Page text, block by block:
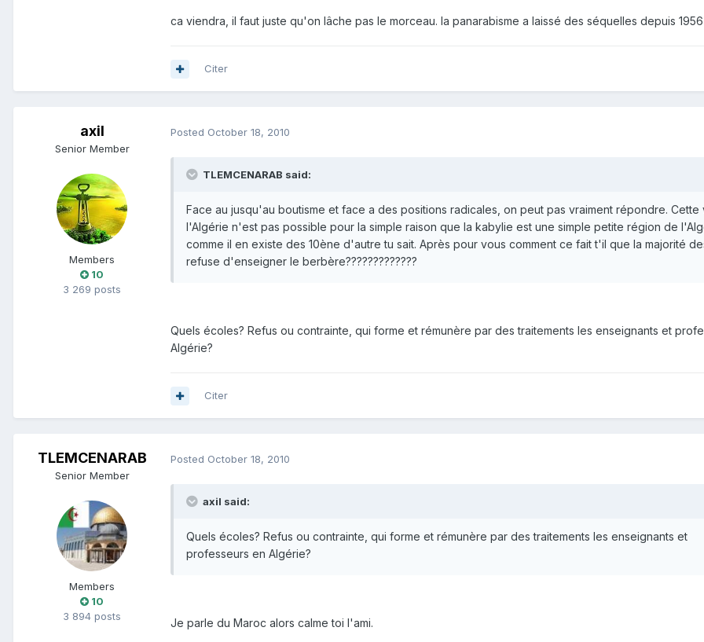
ca viendra, il faut juste qu'on lâche pas le morceau. la panarabisme a laissé des séquelles depuis 1956
Citer
axil
Senior Member
Members
10
3 269 posts
Posted October 18, 2010
TLEMCENARAB said:
Face au jusqu'au boutisme et face a des positions radicales, on peut pas vraiment répondre. Cette
l'Algérie n'est pas possible pour la simple raison que la kabylie est une simple petite région de
comme il en existe des 10ène d'autre tu sait. Après pour vous comment ce fait t'il que la majorité
refuse d'enseigner le berbère?????????????
Quels écoles? Refus ou contrainte, qui forme et rémunère par des traitements les enseignants et
Algérie?
Citer
TLEMCENARAB
Senior Member
Members
10
3 894 posts
Posted October 18, 2010
axil said:
Quels écoles? Refus ou contrainte, qui forme et rémunère par des traitements les enseignants et
professeurs en Algérie?
Je parle du Maroc alors calme toi l'ami.